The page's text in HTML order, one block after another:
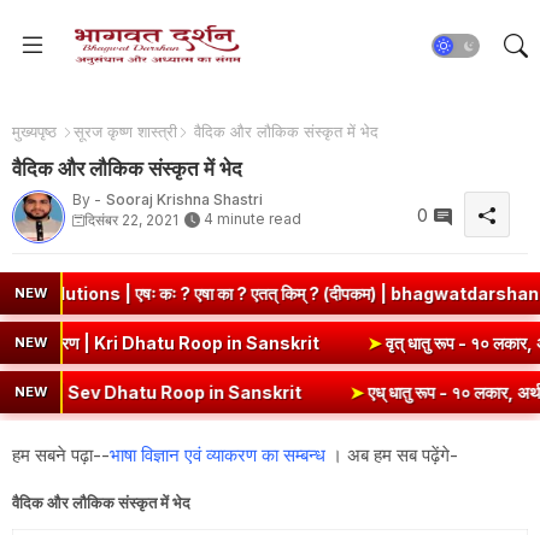
मुख्यपृष्ठ सूरज कृष्ण शास्त्री वैदिक और लौकिक संस्कृत में भेद
वैदिक और लौकिक संस्कृत में भेद
By - Sooraj Krishna Shastri
दिसंबर 22, 2021
4 minute read 0
NEWकः ? एषा का ? एतत् किम् ? (दीपकम) | bhagwatdarshan.com ➤
NEW
- १० लकार, अर्थ एवं व्याकरण | Kri Dhatu Roop in Sanskrit ➤वृत् धातु
NEWDhatu Roop in Sanskrit ➤एध् धातु रूप - १० लकार, अर्थ एवं
हम सबने पढ़ा--भाषा विज्ञान एवं व्याकरण का सम्बन्ध । अब हम सब पढ़ेंगे-
वैदिक और लौकिक संस्कृत में भेद